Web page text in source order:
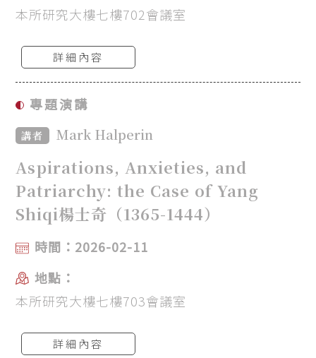
本所研究大樓七樓702會議室
詳細內容
專題演講
講者 Mark Halperin
Aspirations, Anxieties, and
Patriarchy: the Case of Yang
Shiqi楊士奇（1365-1444）
時間：2026-02-11
地點：
本所研究大樓七樓703會議室
詳細內容